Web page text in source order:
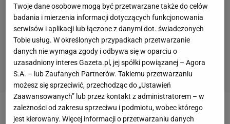
Twoje dane osobowe mogą być przetwarzane także do celów
badania i mierzenia informacji dotyczących funkcjonowania
serwisów i aplikacji lub łączone z danymi dot. świadczonych
Tobie usług. W określonych przypadkach przetwarzanie
danych nie wymaga zgody i odbywa się w oparciu o
uzasadniony interes Gazeta.pl, jej spółki powiązanej – Agora
S.A. – lub Zaufanych Partnerów. Takiemu przetwarzaniu
możesz się sprzeciwić, przechodząc do „Ustawień
Zaawansowanych” lub przez kontakt z administratorem – w
zależności od zakresu sprzeciwu i podmiotu, wobec którego
jest kierowany. Więcej informacji o przetwarzaniu danych